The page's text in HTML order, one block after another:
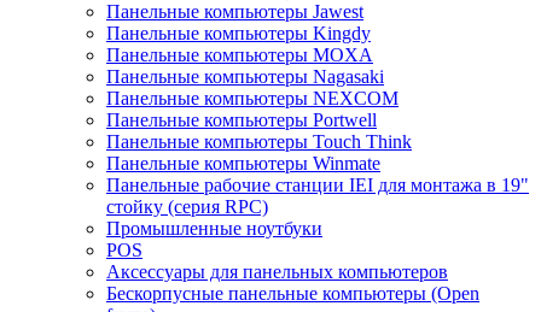
Панельные компьютеры Jawest
Панельные компьютеры Kingdy
Панельные компьютеры MOXA
Панельные компьютеры Nagasaki
Панельные компьютеры NEXCOM
Панельные компьютеры Portwell
Панельные компьютеры Touch Think
Панельные компьютеры Winmate
Панельные рабочие станции IEI для монтажа в 19"
стойку (серия RPC)
Промышленные ноутбуки
POS
Аксессуары для панельных компьютеров
Бескорпусные панельные компьютеры (Open